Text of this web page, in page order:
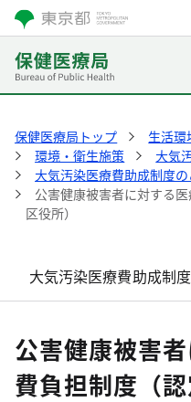
保健医療局トップ
生活環
環境・衛生施策
大気
大気汚染医療費助成制度
公害健康被害者に対する
区役所）
大気汚染医療費助成制
公害健康被害
費負担制度（